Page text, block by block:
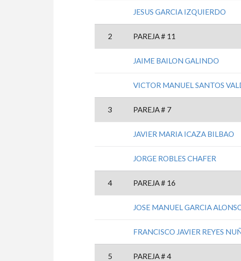
JESUS GARCIA IZQUIERDO
2 PAREJA # 11
JAIME BAILON GALINDO
VICTOR MANUEL SANTOS
3 PAREJA # 7
JAVIER MARIA ICAZA BILBAO
JORGE ROBLES CHAFER
4 PAREJA # 16
JOSE MANUEL GARCIA
FRANCISCO JAVIER REYES
5 PAREJA # 4